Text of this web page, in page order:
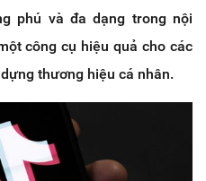
phú và đa dạng trong nội
công cụ hiệu quả cho các
thương hiệu cá nhân.